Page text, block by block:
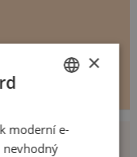
SLOVAK
×
moderní e-
nevhodný